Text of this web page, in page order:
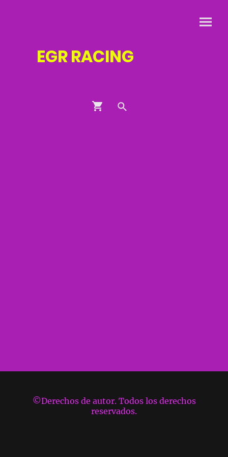
EGRRACING
©Derechos de autor. Todos los derechos
reservados.